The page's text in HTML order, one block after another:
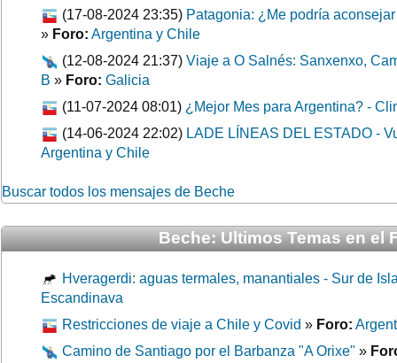
(17-08-2024 23:35) Patagonia: ¿Me podría
» Foro: Argentina y Chile
(12-08-2024 21:37) Viaje a O Salnés: Sanxenxo,
B » Foro: Galicia
(11-07-2024 08:01) ¿Mejor Mes para Argentina? -
(14-06-2024 22:02) LADE LÍNEAS DEL ESTADO -
Argentina y Chile
Buscar todos los mensajes de Beche
Beche: Ultimos Temas en el
Hveragerdi: aguas termales, manantiales - Sur de
Escandinava
Restricciones de viaje a Chile y Covid » Foro:
Camino de Santiago por el Barbanza "A Orixe" »